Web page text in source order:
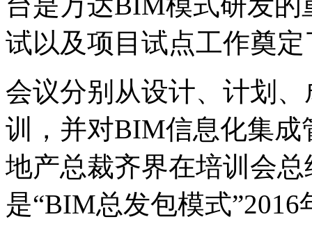
试以及项目试点工作奠
会议分别从设计、计划
训，并对BIM信息化集
地产总裁齐界在培训会
是“BIM总发包模式”2016